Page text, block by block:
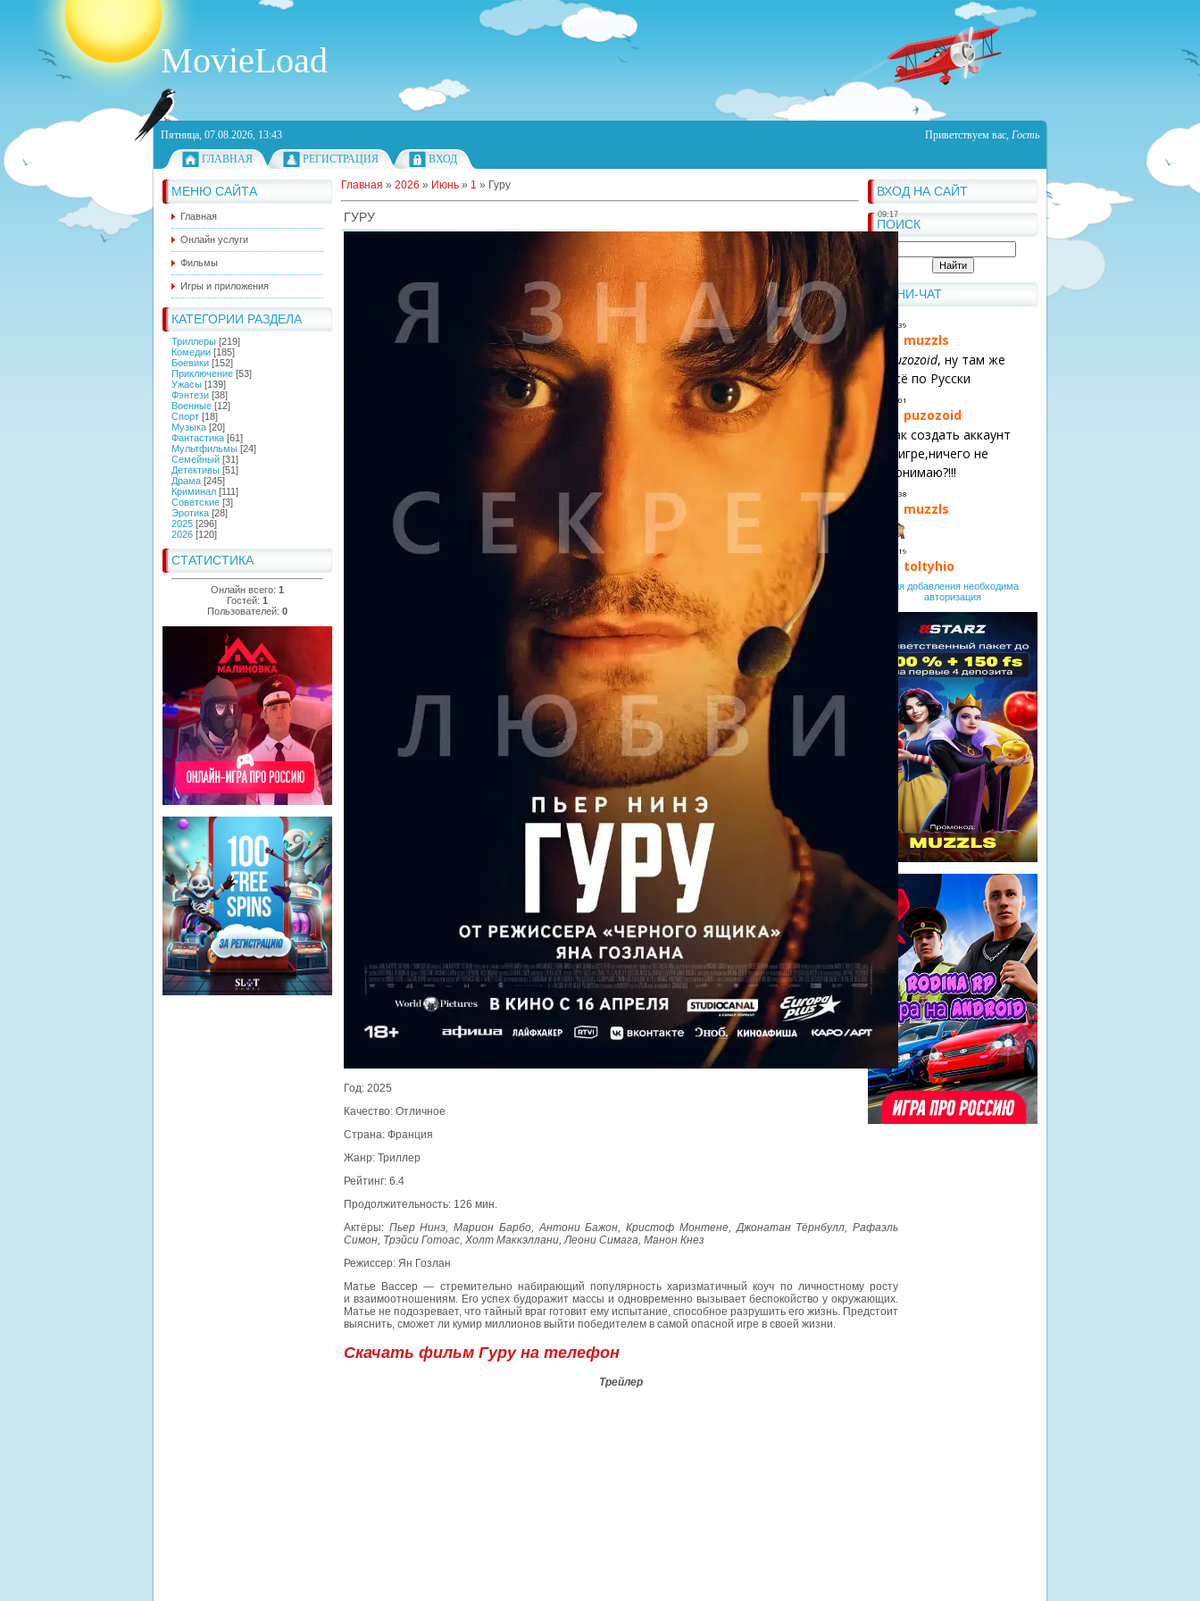
MovieLoad
Пятница, 07.08.2026, 13:43 Приветствуем вас, Гость
ГЛАВНАЯ
РЕГИСТРАЦИЯ ВХОД
МЕНЮ САЙТА
Главная
Онлайн услуги
Фильмы
Игры и приложения
КАТЕГОРИИ РАЗДЕЛА
Триллеры [219]
Комедии [185]
Боевики [152]
Приключение [53]
Ужасы [139]
Фэнтези [38]
Военные [12]
Спорт [18]
Музыка [20]
Фантастика [61]
Мультфильмы [24]
Семейный [31]
Детективы [51]
Драма [245]
Криминал [111]
Советские [3]
Эротика [28]
2025 [296]
2026 [120]
СТАТИСТИКА
Онлайн всего: 1
Гостей: 1
Пользователей: 0
ВХОД НА САЙТ
ПОИСК
МИНИ-ЧАТ
Для добавления необходима
авторизация
Главная » 2026 » Июнь » 1 » Гуру
09:17
ГУРУ
Год: 2025
Качество: Отличное
Страна: Франция
Жанр: Триллер
Рейтинг: 6.4
Продолжительность: 126 мин.
Актёры: Пьер Нинэ, Марион Барбо, Антони Бажон, Кристоф Монтене, Джонатан Тёрнбулл, Рафаэль
Симон, Трэйси Готоас, Холт Маккэллани, Леони Симага, Манон Кнез
Режиссер: Ян Гозлан
Матье Вассер — стремительно набирающий популярность харизматичный коуч по личностному росту
и взаимоотношениям. Его успех будоражит массы и одновременно вызывает беспокойство у окружающих.
Матье не подозревает, что тайный враг готовит ему испытание, способное разрушить его жизнь. Предстоит
выяснить, сможет ли кумир миллионов выйти победителем в самой опасной игре в своей жизни.
Скачать фильм Гуру на телефон
Трейлер